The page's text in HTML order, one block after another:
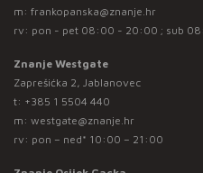
m: frankopanska@znanje.hr
rv: pon - pet 08:00 - 20:00 ; sub
Znanje Westgate
Zaprešićka 2, Jablanovec
t: +385 1 5504 440
m: westgate@znanje.hr
rv: pon – ned* 10:00 – 21:00